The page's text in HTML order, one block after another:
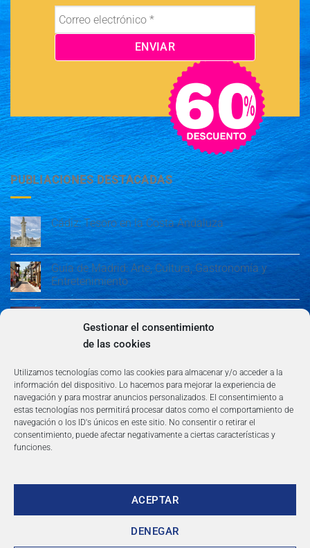
Gestionar el consentimiento
de las cookies
Utilizamos tecnologías como las cookies para almacenar y/o acceder a la
información del dispositivo. Lo hacemos para mejorar la experiencia de
navegación y para mostrar anuncios personalizados. El consentimiento a
estas tecnologías nos permitirá procesar datos como el comportamiento de
navegación o los ID's únicos en este sitio. No consentir o retirar el
consentimiento, puede afectar negativamente a ciertas características y
funciones.
ACEPTAR
DENEGAR
PUBLIACIONES DESTACADAS
Cádiz: Tesoro en la Costa Andaluza
Guía de Madrid: Arte, Cultura, Gastronomía y
Entretenimiento
Guía de Madrid: Arte, Cultura, Gastronomía y
Entretenimiento
Copyright 2026 ©360group.es